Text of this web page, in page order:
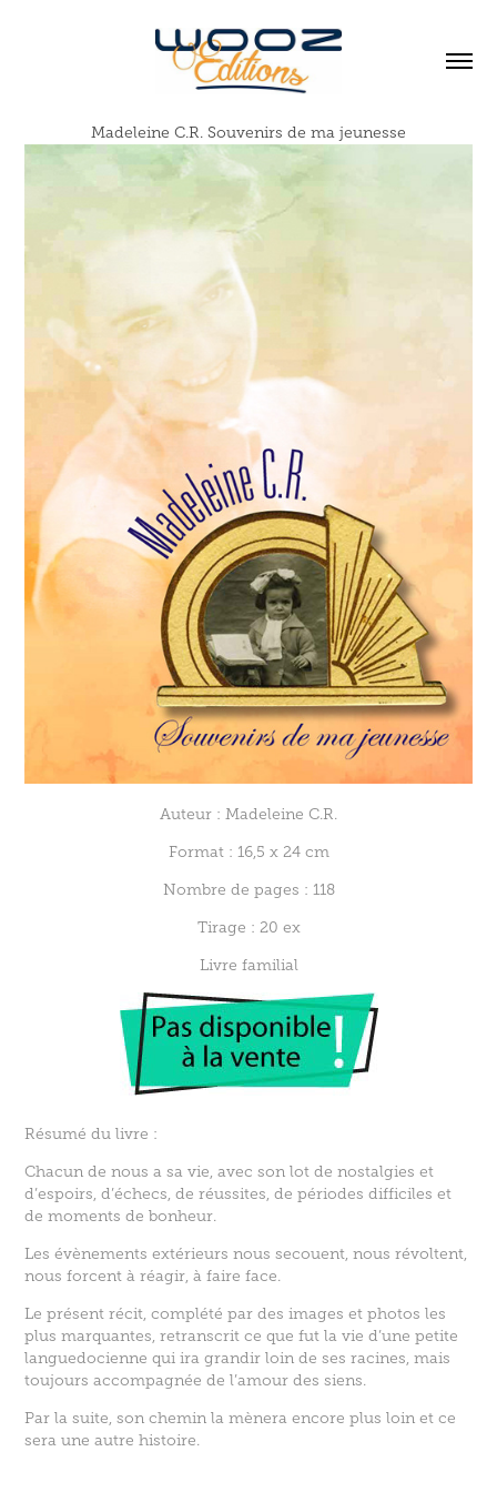
Madeleine C.R. Souvenirs de ma jeunesse
Auteur : Madeleine C.R.
Format : 16,5 x 24 cm
Nombre de pages : 118
Tirage : 20 ex
Livre familial
Résumé du livre :
Chacun de nous a sa vie, avec son lot de nostalgies et
d’espoirs, d’échecs, de réussites, de périodes difficiles et
de moments de bonheur.
Les évènements extérieurs nous secouent, nous révoltent,
nous forcent à réagir, à faire face.
Le présent récit, complété par des images et photos les
plus marquantes, retranscrit ce que fut la vie d’une petite
languedocienne qui ira grandir loin de ses racines, mais
toujours accompagnée de l’amour des siens.
Par la suite, son chemin la mènera encore plus loin et ce
sera une autre histoire.